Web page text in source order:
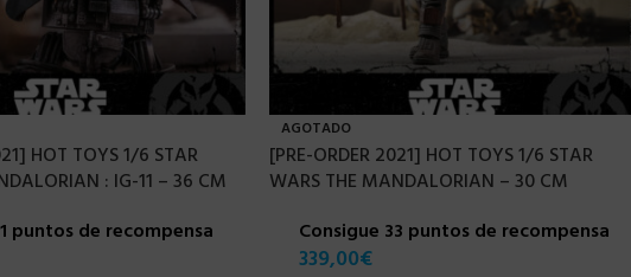
HOT TOYS 1/6 STAR
: IG-11 – 36 CM
puntos de recompensa
AGOTADO
[PRE-ORDER 2021] HOT TOYS 1/6 STAR
WARS THE MANDALORIAN – 30 CM
Consigue 33 puntos de recompensa
339,00€